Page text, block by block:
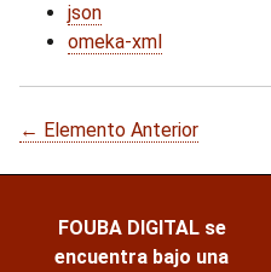
json
omeka-xml
← Elemento Anterior
FOUBA DIGITAL se
encuentra bajo una